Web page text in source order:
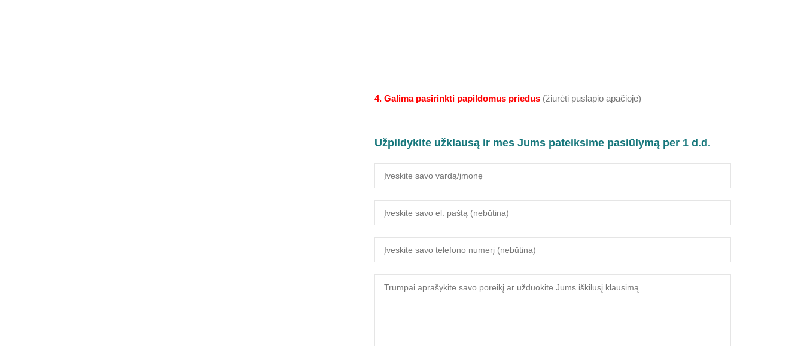
4. Galima pasirinkti papildomus priedus(žiūrėti puslapio apačioje)
Užpildykite užklausą ir mes Jums pateiksime pasiūlymą per 1 d.d.